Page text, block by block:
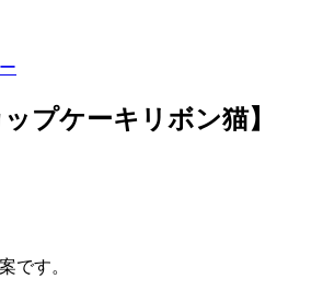
プケーキリボン猫】
です。